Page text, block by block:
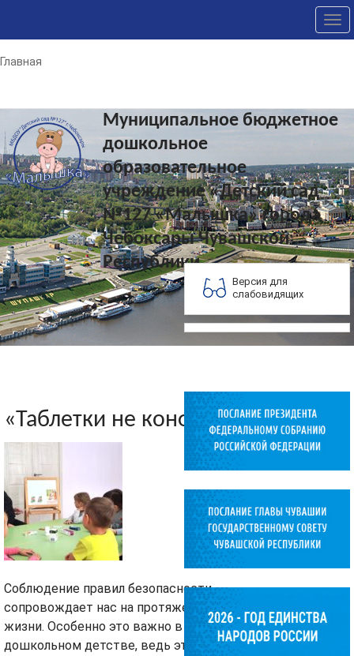
Главная
Муниципальное бюджетное
дошкольное
образовательное
учреждение «Детский сад
№127 «Малышка» города
Чебоксары Чувашской
Республики
Версия для
слабовидящих
«Таблетки не конфетки»
Соблюдение правил безопасности
сопровождает нас на протяжении всей
жизни. Особенно это важно в
дошкольном детстве, ведь это касается